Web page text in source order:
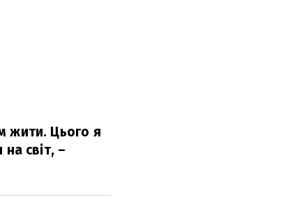
жити. Цього я
на світ, –